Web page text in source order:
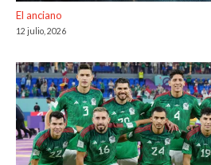
El anciano
12 julio, 2026